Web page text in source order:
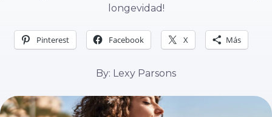
longevidad!
Pinterest Facebook X Más
By: Lexy Parsons